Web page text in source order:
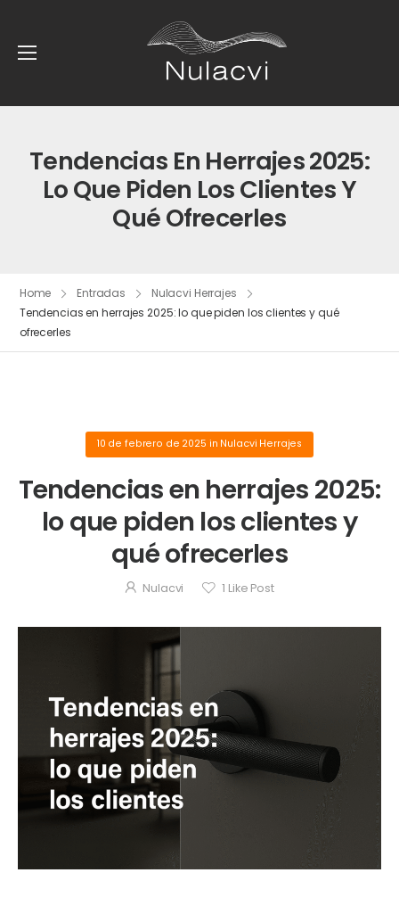
Tendencias En Herrajes 2025:
Lo Que Piden Los Clientes Y
Qué Ofrecerles
Home Entradas
Nulacvi Herrajes
Tendencias en herrajes 2025: lo que piden los clientes y qué
ofrecerles
10 de febrero de 2025 in Nulacvi Herrajes
Tendencias en herrajes 2025:
lo que piden los clientes y
qué ofrecerles
Nulacvi 1 Like Post